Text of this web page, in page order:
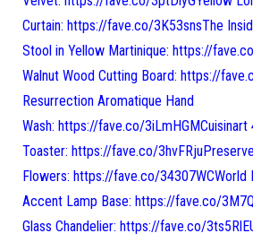
Curtain: https://fave.co/3K53snsThe
Stool in Yellow Martinique: https://
Walnut Wood Cutting Board: https://
Resurrection Aromatique Hand
Wash: https://fave.co/
Toaster: https://fave.co/
Flowers: https://fave.co/34307WCWorld
Accent Lamp Base: https://fave.co/
Glass Chandelier: https://fave.co/